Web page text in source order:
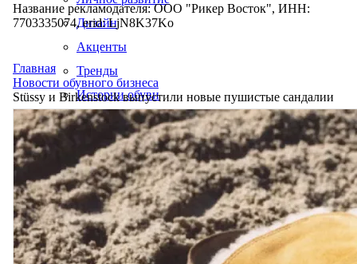
Дизайн
Акценты
Тренды
Истории обуви
Производство
Название рекламодателя: ООО "Рикер Восток", ИНН:
7703335074, erid: LjN8K37Ko
Главная
Новости обувного бизнеса
Stüssy и Birkenstock выпустили новые пушистые сандалии